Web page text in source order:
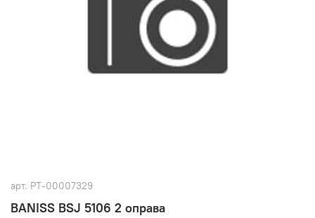
арт. РТ-00007329
BANISS BSJ 5106 2 оправа